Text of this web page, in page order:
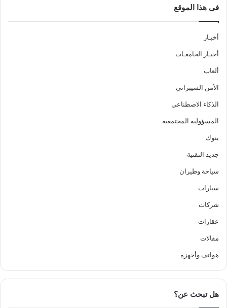
فى هذا الموقع
أخبـار
أخبـار الجامعـات
ألعاب
الأمن السيبراني
الذكاء الاصطناعي
المسؤولية المجتمعية
بنوك
جديد التقنية
سياحة وطيران
سيارات
شركات
عقارات
مقالات
هواتف وأجهزة
هل تبحث عن؟